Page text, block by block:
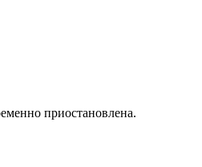
приостановлена.